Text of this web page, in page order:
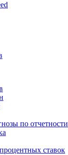
по отчетности
ставок